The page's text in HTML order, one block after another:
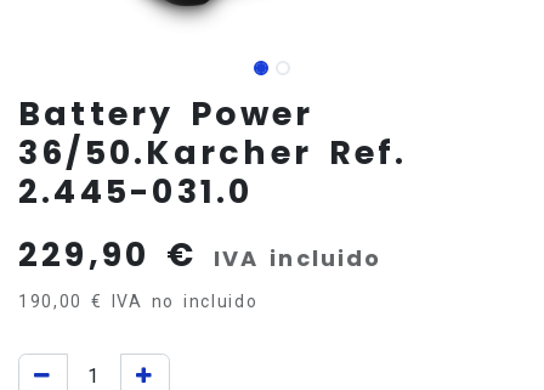
Battery Power
36/50.Karcher Ref.
2.445-031.0
229,90 € IVA incluido
190,00 € IVA no incluido